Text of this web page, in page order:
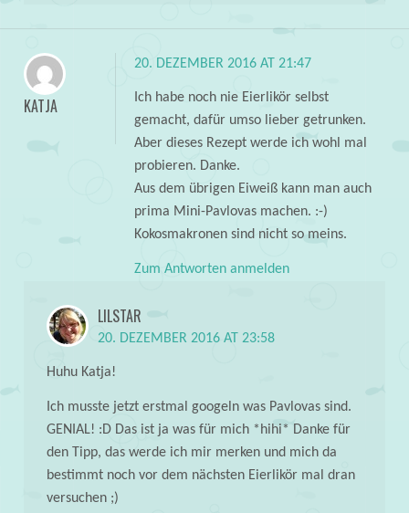
KATJA
20. DEZEMBER 2016 AT 21:47
Ich habe noch nie Eierlikör selbst
gemacht, dafür umso lieber getrunken.
Aber dieses Rezept werde ich wohl mal
probieren. Danke.
Aus dem übrigen Eiweiß kann man auch
prima Mini-Pavlovas machen. :-)
Kokosmakronen sind nicht so meins.
Zum Antworten anmelden
LILSTAR
20. DEZEMBER 2016 AT 23:58
Huhu Katja!
Ich musste jetzt erstmal googeln was Pavlovas sind.
GENIAL! :D Das ist ja was für mich *hihi* Danke für
den Tipp, das werde ich mir merken und mich da
bestimmt noch vor dem nächsten Eierlikör mal dran
versuchen ;)